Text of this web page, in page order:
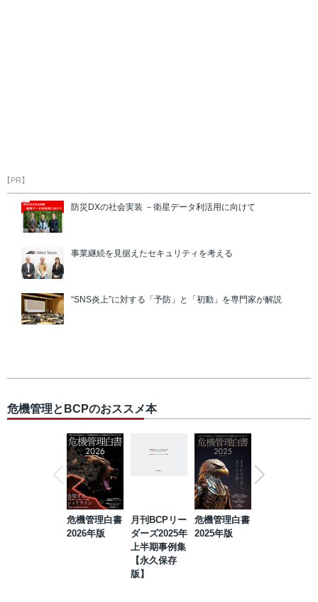
【PR】
防災DXの社会実装 －衛星データ利活用に向けて
事業継続を見据えたセキュリティを考える
“SNS炎上”に対する「予防」と「初動」を専門家が解説
危機管理とBCPのおススメ本
危機管理白書
2026年版
月刊BCPリー
ダーズ2025年
上半期事例集
【永久保存
版】
危機管理白書
2025年版